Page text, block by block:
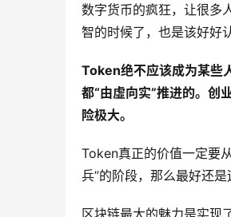
数字货币的疯狂，让很多
智的时候了，也是该好好
Token绝不应该成为某些
都“由虛向实”推进的。创
险极大。
Token真正的价值一定要
兵”的阶段，那么最好还